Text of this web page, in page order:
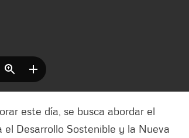
este día, se busca abordar el
Desarrollo Sostenible y la Nueva